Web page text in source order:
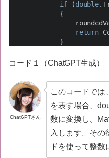
if (double
            {
return
            }
            {
return
        }
else
        {
return
;
result;
コード１（ChatGPT生成）
ChatGPTさん
このコードでは
を表す場合、
数に変換し、
入します。その
ドを使って整数